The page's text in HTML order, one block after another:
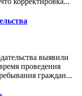
выявили
проведения
граждан...